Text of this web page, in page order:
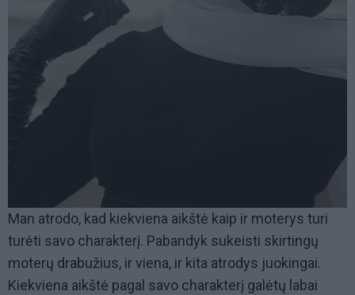
Man atrodo, kad kiekviena aikštė kaip ir moterys turi
turėti savo charakterį. Pabandyk sukeisti skirtingų
moterų drabužius, ir viena, ir kita atrodys juokingai.
Kiekviena aikštė pagal savo charakterį galėtų labai